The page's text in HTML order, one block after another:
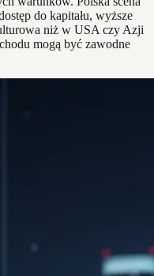
do kapitału, wyższe
niż w USA czy Azji
mogą być zawodne